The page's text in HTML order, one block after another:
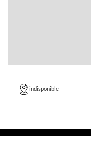
indisponible